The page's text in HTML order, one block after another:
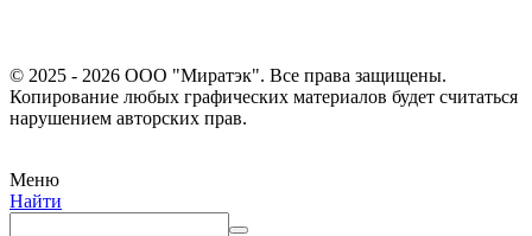
© 2025 - 2026 ООО "Миратэк". Все права защищены.
Копирование любых графических материалов будет считаться
нарушением авторских прав.
Меню
Найти